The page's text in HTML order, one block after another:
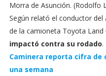
Morra de Asunción. (Rodolfo
Según relató el conductor
de la camioneta Toyota Land
impactó contra su rodado.
Caminera reporta cifra de
una semana